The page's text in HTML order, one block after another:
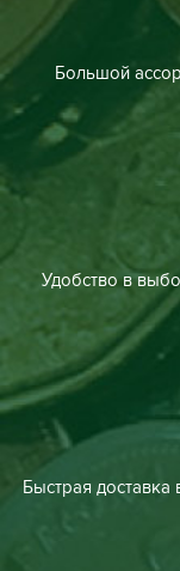
Большой
Удобство в
Быстрая